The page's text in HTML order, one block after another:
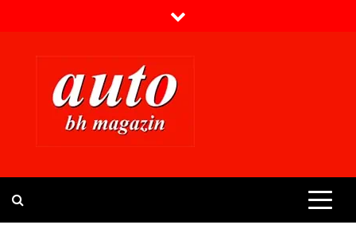
Prvi BH auto magazin